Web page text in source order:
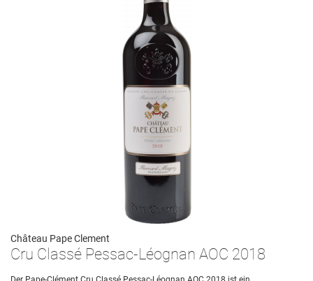
Château Pape Clement
Cru Classé Pessac-Léognan AOC 2018